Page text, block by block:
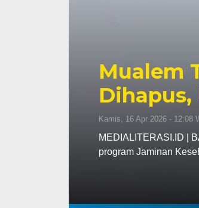
Mualem
Kamis, 16 Apr 2026 - 12:08
MEDIALITERASI.ID |
program Jaminan